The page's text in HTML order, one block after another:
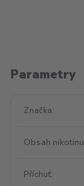
Parametry
Značka
Obsah nikotinu
Příchuť